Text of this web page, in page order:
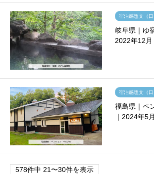
宿泊感想文（口
岐阜県｜ゆ
2022年12月
宿泊感想文（口
福島県｜ペ
｜2024年5
578件中 21〜30件を表示